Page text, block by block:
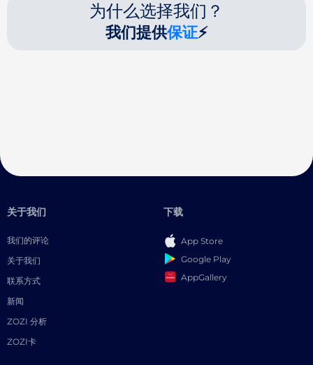
为什么选择我们？
我们提供保证⚡
关于我们
我们的评论
关于我们
联系方式
新闻
ZOZI 分析
ZOZI卡
下载
App Store
Google Play
AppGallery